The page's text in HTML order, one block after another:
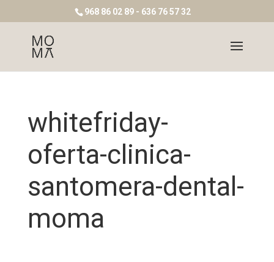
968 86 02 89 - 636 76 57 32
whitefriday-
oferta-clinica-
santomera-dental-
moma